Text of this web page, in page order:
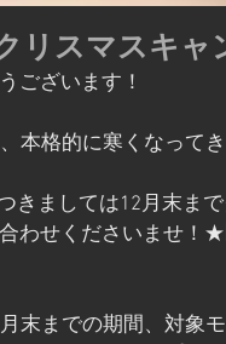
リスマスキ
ございます！
本格的に寒くなって
きましては12月末ま
わせくださいませ！
末までの期間、対象